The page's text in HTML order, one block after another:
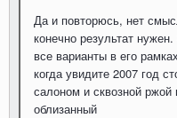
Да и повторюсь, нет
конечно результат
все варианты в его
когда увидите 2007 год
салоном и сквозной
облизанный